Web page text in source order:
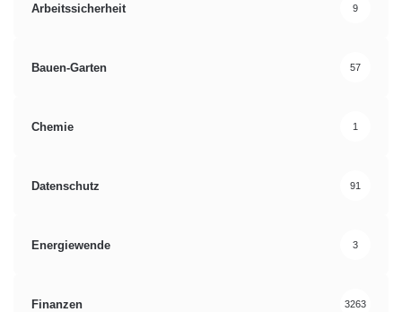
Arbeitssicherheit 9
Bauen-Garten 57
Chemie 1
Datenschutz 91
Energiewende 3
Finanzen 3263